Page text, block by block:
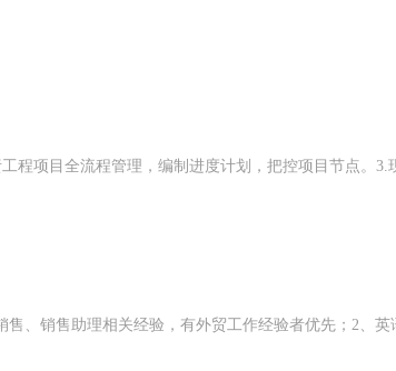
程项目全流程管理，编制进度计划，把控项目节点。
售、销售助理相关经验，有外贸工作经验者优先；2、